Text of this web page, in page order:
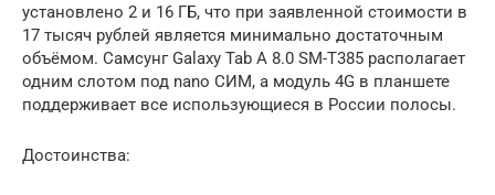
установлено 2 и 16 ГБ, что при заявленной стоимости в
17 тысяч рублей является минимально достаточным
объёмом. Самсунг Galaxy Tab A 8.0 SM-T385 располагает
одним слотом под nano СИМ, а модуль 4G в планшете
поддерживает все использующиеся в России полосы.
Достоинства: